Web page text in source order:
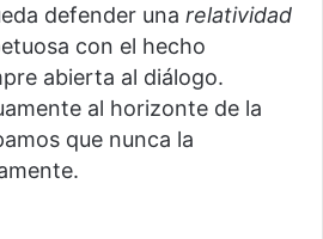
defender una relatividad
con el hecho
abierta al diálogo.
al horizonte de la
que nunca la